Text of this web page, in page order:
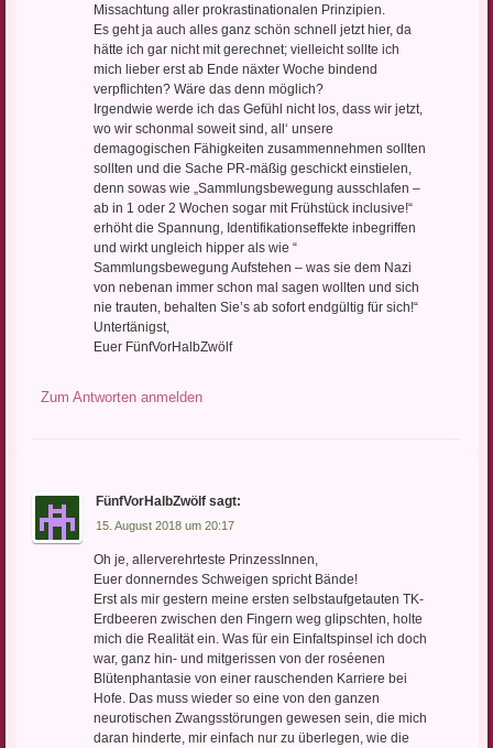
Missachtung aller prokrastinationalen Prinzipien.
Es geht ja auch alles ganz schön schnell jetzt hier, da
hätte ich gar nicht mit gerechnet; vielleicht sollte ich
mich lieber erst ab Ende näxter Woche bindend
verpflichten? Wäre das denn möglich?
Irgendwie werde ich das Gefühl nicht los, dass wir jetzt,
wo wir schonmal soweit sind, all‘ unsere
demagogischen Fähigkeiten zusammennehmen sollten
sollten und die Sache PR-mäßig geschickt einstielen,
denn sowas wie „Sammlungsbewegung ausschlafen –
ab in 1 oder 2 Wochen sogar mit Frühstück inclusive!“
erhöht die Spannung, Identifikationseffekte inbegriffen
und wirkt ungleich hipper als wie “
Sammlungsbewegung Aufstehen – was sie dem Nazi
von nebenan immer schon mal sagen wollten und sich
nie trauten, behalten Sie’s ab sofort endgültig für sich!“
Untertänigst,
Euer FünfVorHalbZwölf
Zum Antworten anmelden
FünfVorHalbZwölf sagt:
15. August 2018 um 20:17
Oh je, allerverehrteste PrinzessInnen,
Euer donnerndes Schweigen spricht Bände!
Erst als mir gestern meine ersten selbstaufgetauten TK-
Erdbeeren zwischen den Fingern weg glipschten, holte
mich die Realität ein. Was für ein Einfaltspinsel ich doch
war, ganz hin- und mitgerissen von der roséenen
Blütenphantasie von einer rauschenden Karriere bei
Hofe. Das muss wieder so eine von den ganzen
neurotischen Zwangsstörungen gewesen sein, die mich
daran hinderte, mir einfach nur zu überlegen, wie die